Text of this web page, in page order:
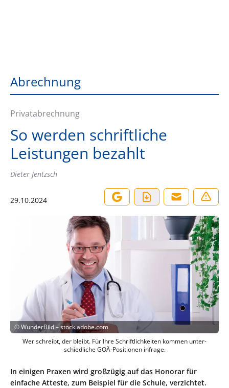
Abrechnung
Privatabrechnung
So werden schriftliche
Leistungen bezahlt
Dieter Jentzsch
29.10.2024
©WunderBild – stock.adobe.com
Wer schreibt, der bleibt. Für Ihre Schriftlichkeiten kommen unter­
schiedliche GOÄ-Positionen infrage.
In einigen Praxen wird großzügig auf das Honorar für
einfache Atteste, zum Beispiel für die Schule, verzichtet.